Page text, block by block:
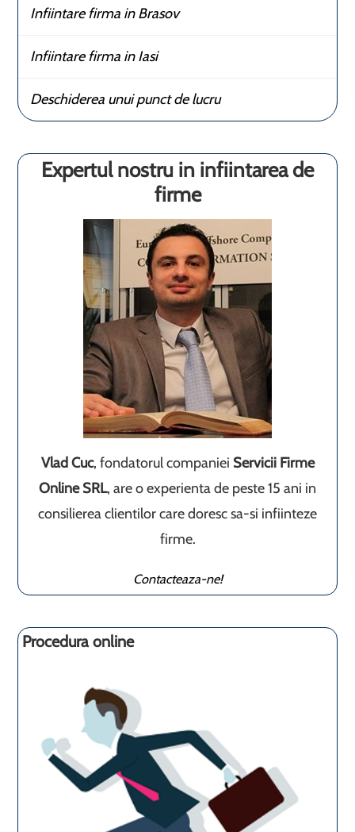
Infiintare firma in Brasov
Infiintare firma in Iasi
Deschiderea unui punct de lucru
Expertul nostru in infiintarea de
firme
Vlad Cuc, fondatorul companiei Servicii Firme
Online SRL, are o experienta de peste 15 ani in
consilierea clientilor care doresc sa-si infiinteze
firme.
Contacteaza-ne!
Procedura online